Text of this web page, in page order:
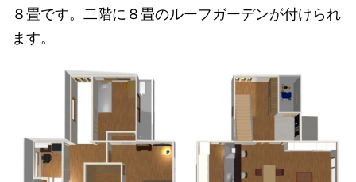
８畳です。二階に８畳のルーフガーデンが付けられ
ます。